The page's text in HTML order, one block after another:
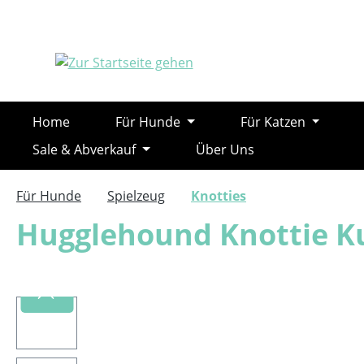
Home Für Hunde
Für Katzen
Sale & Abverkauf
Über Uns
Für Hunde Spielzeug Knotties
Hugglehound Knottie
Bildergalerie überspringen